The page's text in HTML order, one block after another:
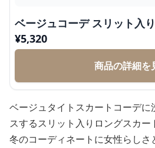
ベージュコーデ スリット入
¥5,320
商品の詳細を
ベージュタイトスカートコーデに
スするスリット入りロングスカー
冬のコーディネートに女性らし